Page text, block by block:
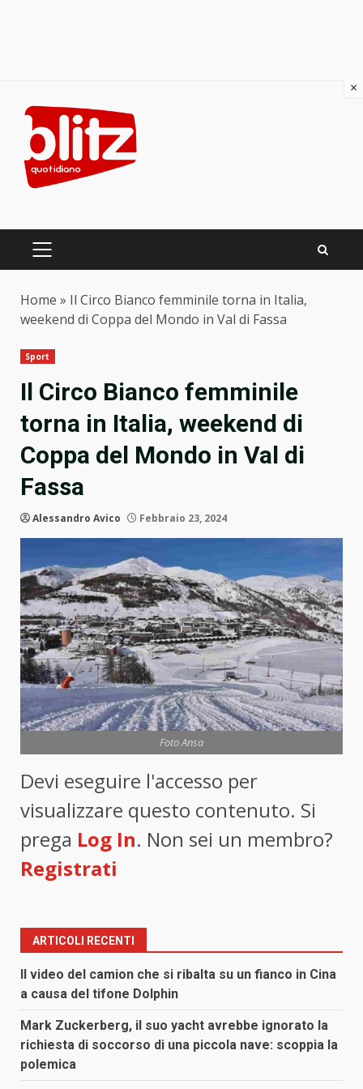
content
PRIMARY
Home » Il Circo Bianco femminile torna in Italia,
weekend di Coppa del Mondo in Val di Fassa
Sport
Il Circo Bianco femminile
torna in Italia, weekend di
Coppa del Mondo in Val di
Fassa
Alessandro Avico Febbraio 23, 2024
Foto Ansa
Devi eseguire l'accesso per
visualizzare questo contenuto. Si
prega Log In. Non sei un membro?
Registrati
ARTICOLI RECENTI
Il video del camion che si ribalta su un fianco in Cina
a causa del tifone Dolphin
Mark Zuckerberg, il suo yacht avrebbe ignorato la
richiesta di soccorso di una piccola nave: scoppia la
polemica
×